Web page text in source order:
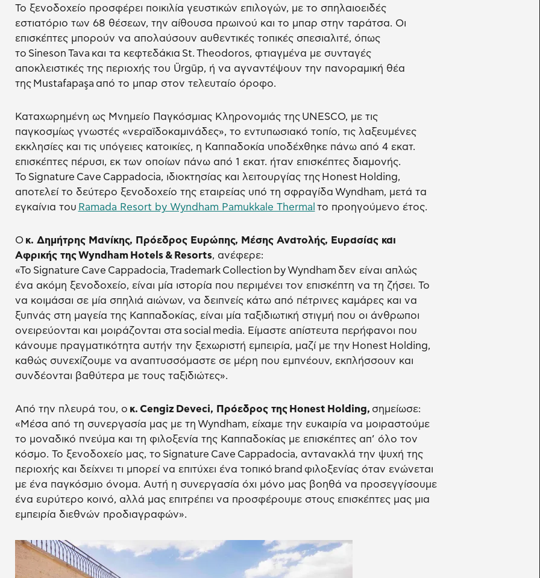
Το ξενοδοχείο προσφέρει ποικιλία γευστικών επιλογών, με το σπηλαιοειδές
εστιατόριο των 68 θέσεων, την αίθουσα πρωινού και το μπαρ στην ταράτσα. Οι
επισκέπτες μπορούν να απολαύσουν αυθεντικές τοπικές σπεσιαλιτέ, όπως
το Sineson Tava και τα κεφτεδάκια St. Theodoros, φτιαγμένα με συνταγές
αποκλειστικές της περιοχής του Ürgüp, ή να αγναντέψουν την πανοραμική θέα
της Mustafapaşa από το μπαρ στον τελευταίο όροφο.
Καταχωρημένη ως Μνημείο Παγκόσμιας Κληρονομιάς της UNESCO, με τις
παγκοσμίως γνωστές «νεραϊδοκαμινάδες», το εντυπωσιακό τοπίο, τις λαξευμένες
εκκλησίες και τις υπόγειες κατοικίες, η Καππαδοκία υποδέχθηκε πάνω από 4 εκατ.
επισκέπτες πέρυσι, εκ των οποίων πάνω από 1 εκατ. ήταν επισκέπτες διαμονής.
Το Signature Cave Cappadocia, ιδιοκτησίας και λειτουργίας της Honest Holding,
αποτελεί το δεύτερο ξενοδοχείο της εταιρείας υπό τη σφραγίδα Wyndham, μετά τα
εγκαίνια του Ramada Resort by Wyndham Pamukkale Thermal το προηγούμενο έτος.
Ο κ. Δημήτρης Μανίκης, Πρόεδρος Ευρώπης, Μέσης Ανατολής, Ευρασίας και
Αφρικής τηςWyndham Hotels& Resorts, ανέφερε:
«Το Signature Cave Cappadocia, Trademark Collection by Wyndham δεν είναι απλώς
ένα ακόμη ξενοδοχείο, είναι μία ιστορία που περιμένει τον επισκέπτη να τη ζήσει. Το
να κοιμάσαι σε μία σπηλιά αιώνων, να δειπνείς κάτω από πέτρινες καμάρες και να
ξυπνάς στη μαγεία της Καππαδοκίας, είναι μία ταξιδιωτική στιγμή που οι άνθρωποι
ονειρεύονται και μοιράζονται στα social media. Είμαστε απίστευτα περήφανοι που
κάνουμε πραγματικότητα αυτήν την ξεχωριστή εμπειρία, μαζί με την Honest Holding,
καθώς συνεχίζουμε να αναπτυσσόμαστε σε μέρη που εμπνέουν, εκπλήσσουν και
συνδέονται βαθύτερα με τους ταξιδιώτες».
Από την πλευρά του, ο κ. Cengiz Deveci, Πρόεδρος της Honest Holding, σημείωσε:
«Μέσα από τη συνεργασία μας με τη Wyndham, είχαμε την ευκαιρία να μοιραστούμε
το μοναδικό πνεύμα και τη φιλοξενία της Καππαδοκίας με επισκέπτες απ’ όλο τον
κόσμο. Το ξενοδοχείο μας, το Signature Cave Cappadocia, αντανακλά την ψυχή της
περιοχής και δείχνει τι μπορεί να επιτύχει ένα τοπικό brand φιλοξενίας όταν ενώνεται
με ένα παγκόσμιο όνομα. Αυτή η συνεργασία όχι μόνο μας βοηθά να προσεγγίσουμε
ένα ευρύτερο κοινό, αλλά μας επιτρέπει να προσφέρουμε στους επισκέπτες μας μια
εμπειρία διεθνών προδιαγραφών».